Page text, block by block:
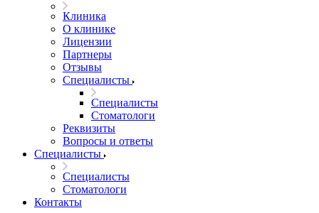
Клиника
О клинике
Лицензии
Партнеры
Отзывы
Специалисты
Специалисты
Стоматологи
Реквизиты
Вопросы и ответы
Специалисты
Специалисты
Стоматологи
Контакты